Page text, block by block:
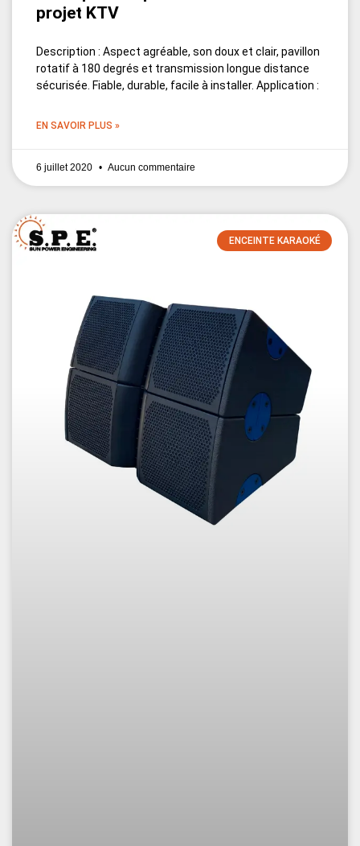
projet KTV
Description : Aspect agréable, son doux et clair, pavillon
rotatif à 180 degrés et transmission longue distance
sécurisée. Fiable, durable, facile à installer. Application :
EN SAVOIR PLUS »
6 juillet 2020 Aucun commentaire
ENCEINTE KARAOKÉ